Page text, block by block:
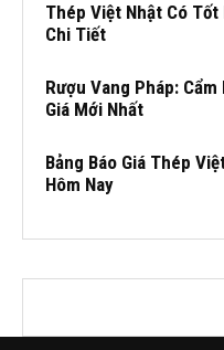
Thép Việt Nhật Có Tốt
Chi Tiết
Rượu Vang Pháp:
Giá Mới Nhất
Bảng Báo Giá Thép
Hôm Nay